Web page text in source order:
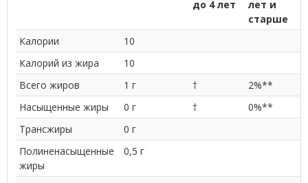
до 4 лет
лет и
старше
Калории
10
Калорий из жира
10
Всего жиров
1 г †
2%**
Насыщенные жиры
0 г †
0%**
Трансжиры
0 г
Полиненасыщенные
жиры
0,5 г